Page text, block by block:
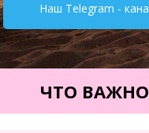
Кипр от $251
Египет от $252
Тунис от $245
Италия от $355
Наш Telegram -
ЧТО